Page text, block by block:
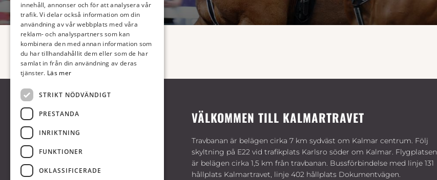
VÄLKOMMEN TILL KALMARTRAVET
Travbanan är belägen cirka 7 km sydväst om Kalmar centrum. Följ
skyltning på E22 vid trafikplats Karlsro söder om Kalmar. Flygplatsen
är belägen cirka 1,5 km från travbanan. Bussförbindelse med linje 131
hållplats Kalmartravet, linje 402 hållplats Dokumentvägen.
innehåll, annonser och för att analysera vår
trafik. Vi delar också information om din
användning av vår webbplats med våra
reklam- och analyspartners som kan
kombinera den med annan information som
du har tillhandahållit dem eller som de har
samlat in från din användning av deras
tjänster. Läs mer
STRIKT NÖDVÄNDIGT
PRESTANDA
INRIKTNING
FUNKTIONER
OKLASSIFICERADE